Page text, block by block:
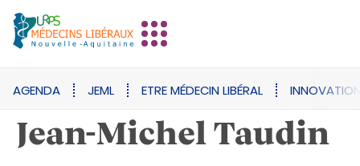
AGENDA JEML ETRE MÉDECIN LIBÉRAL
Jean-Michel Taudin